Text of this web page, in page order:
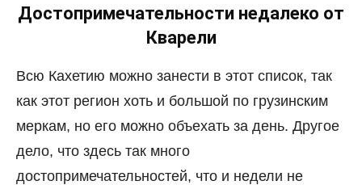
Достопримечательности недалеко от
Кварели
Всю Кахетию можно занести в этот список, так
как этот регион хоть и большой по грузинским
меркам, но его можно объехать за день. Другое
дело, что здесь так много
достопримечательностей, что и недели не